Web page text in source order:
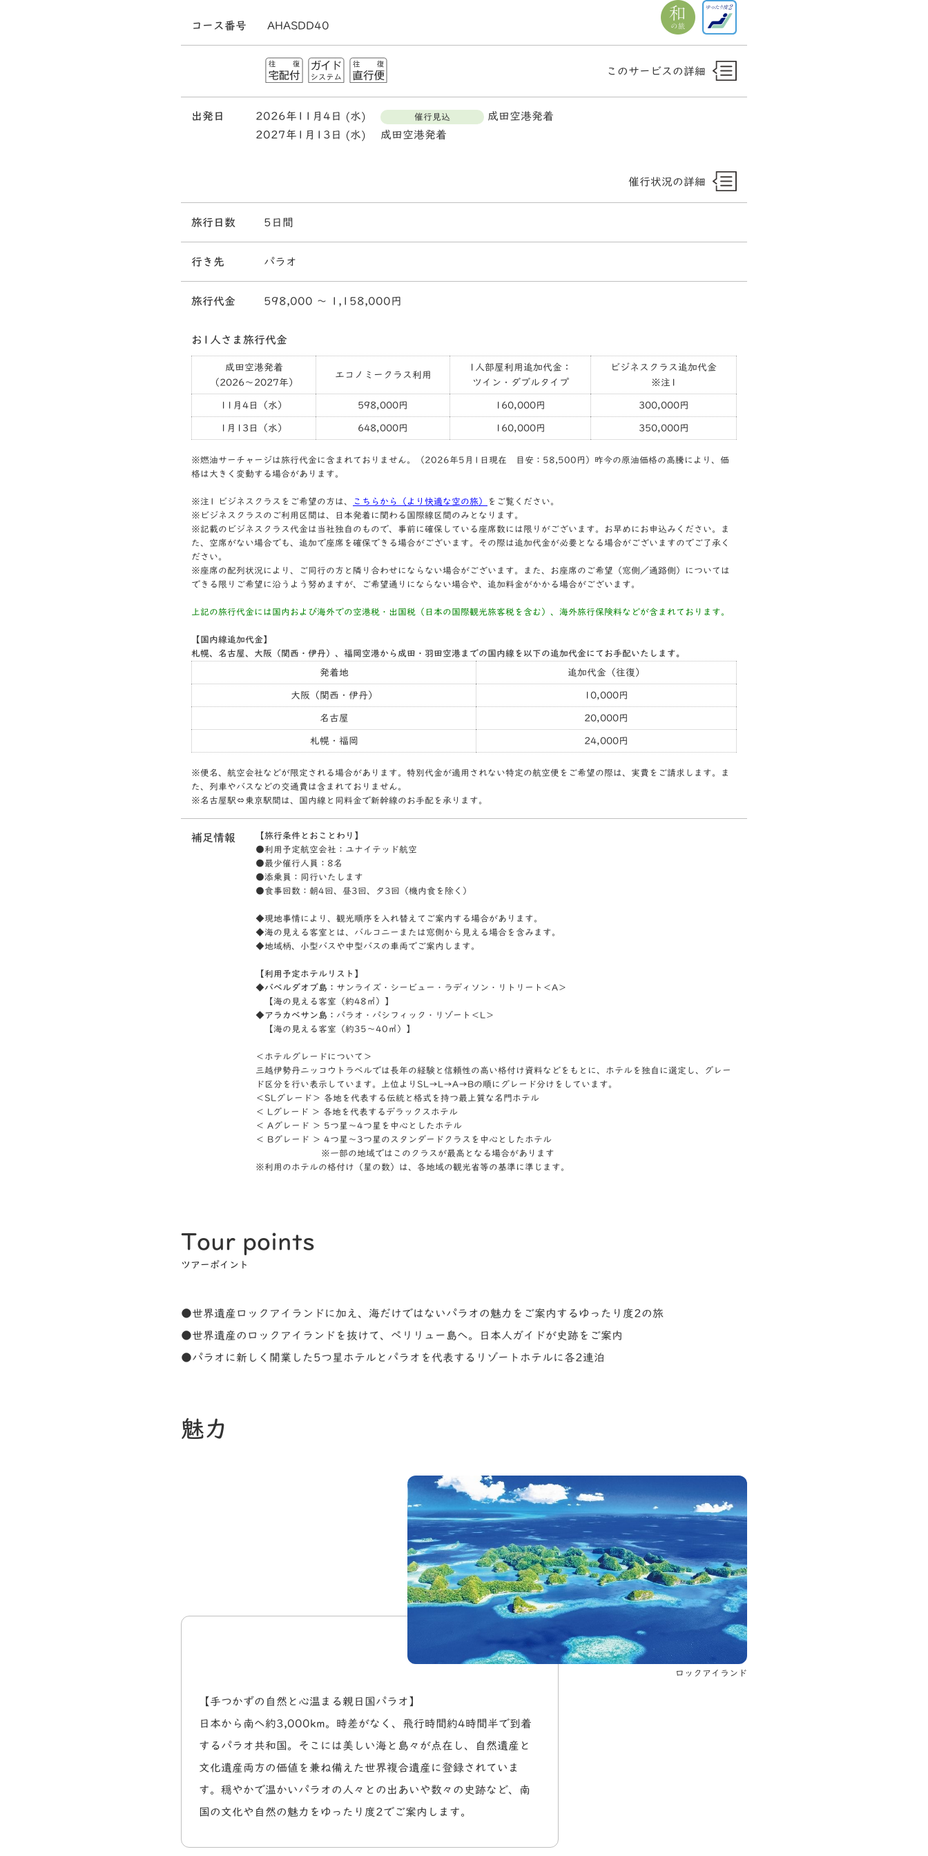
コース番号 AHASDD40
このサービスの詳細
出発日 2026年11月4日 (水) 催行見込
成田空港発着
2027年1月13日 (水)
成田空港発着
催行状況の詳細
旅行日数 5日間
行き先 パラオ
旅行代金 598,000 〜 1,158,000円
お1人さま旅行代金
成田空港発着
（2026～2027年）
エコノミークラス利用
1人部屋利用追加代金：
ツイン・ダブルタイプ
ビジネスクラス追加代金
※注1
11月4日（水） 598,000円 160,000円 300,000円
1月13日（水） 648,000円 160,000円 350,000円
※燃油サーチャージは旅行代金に含まれておりません。（2026年5月1日現在 目安：58,500円）昨今の原油価格の高騰により、価
格は大きく変動する場合があります。
※注1 ビジネスクラスをご希望の方は、 こちらから（より快適な空の旅）
をご覧ください。
※ビジネスクラスのご利用区間は、日本発着に関わる国際線区間のみとなります。
※記載のビジネスクラス代金は当社独自のもので、事前に確保している座席数には限りがございます。お早めにお申込みください。ま
た、空席がない場合でも、追加で座席を確保できる場合がございます。その際は追加代金が必要となる場合がございますのでご了承く
ださい。
※座席の配列状況により、ご同行の方と隣り合わせにならない場合がございます。また、お座席のご希望（窓側／通路側）については
できる限りご希望に沿うよう努めますが、ご希望通りにならない場合や、追加料金がかかる場合がございます。
上記の旅行代金には国内および海外での空港税・出国税（日本の国際観光旅客税を含む）、海外旅行保険料などが含まれております。
【国内線追加代金】
札幌、名古屋、大阪（関西・伊丹）、福岡空港から成田・羽田空港までの国内線を以下の追加代金にてお手配いたします。
発着地 追加代金（往復）
大阪（関西・伊丹） 10,000円
名古屋 20,000円
札幌・福岡 24,000円
※便名、航空会社などが限定される場合があります。特別代金が適用されない特定の航空便をご希望の際は、実費をご請求します。ま
た、列車やバスなどの交通費は含まれておりません。
※名古屋駅⇔東京駅間は、国内線と同料金で新幹線のお手配を承ります。
補足情報
【旅行条件とおことわり】
●利用予定航空会社：ユナイテッド航空
●最少催行人員：8名
●添乗員：同行いたします
●食事回数：朝4回、昼3回、夕3回（機内食を除く）
◆現地事情により、観光順序を入れ替えてご案内する場合があります。
◆海の見える客室とは、バルコニーまたは窓側から見える場合を含みます。
◆地域柄、小型バスや中型バスの車両でご案内します。
【利用予定ホテルリスト】
◆バベルダオブ島： サンライズ・シービュー・ラディソン・リトリート＜A＞
【海の見える客室（約48㎡）】
◆アラカベサン島： パラオ・パシフィック・リゾート＜L＞
【海の見える客室（約35～40㎡）】
＜ホテルグレードについて＞
三越伊勢丹ニッコウトラベルでは長年の経験と信頼性の高い格付け資料などをもとに、ホテルを独自に選定し、グレー
ド区分を行い表示しています。上位よりSL→L→A→Bの順にグレード分けをしています。
＜SLグレード＞ 各地を代表する伝統と格式を持つ最上質な名門ホテル
＜ Lグレード ＞ 各地を代表するデラックスホテル
＜ Aグレード ＞ 5つ星～4つ星を中心としたホテル
＜ Bグレード ＞ 4つ星～3つ星のスタンダードクラスを中心としたホテル
※一部の地域ではこのクラスが最高となる場合があります
※利用のホテルの格付け（星の数）は、各地域の観光省等の基準に準じます。
Tour points
ツアーポイント
●世界遺産ロックアイランドに加え、海だけではないパラオの魅力をご案内するゆったり度2の旅
●世界遺産のロックアイランドを抜けて、ペリリュー島へ。日本人ガイドが史跡をご案内
●パラオに新しく開業した5つ星ホテルとパラオを代表するリゾートホテルに各2連泊
魅力
【手つかずの自然と心温まる親日国パラオ】
日本から南へ約3,000km。時差がなく、飛行時間約4時間半で到着
するパラオ共和国。そこには美しい海と島々が点在し、自然遺産と
文化遺産両方の価値を兼ね備えた世界複合遺産に登録されていま
す。穏やかで温かいパラオの人々との出あいや数々の史跡など、南
国の文化や自然の魅力をゆったり度2でご案内します。
ロックアイランド